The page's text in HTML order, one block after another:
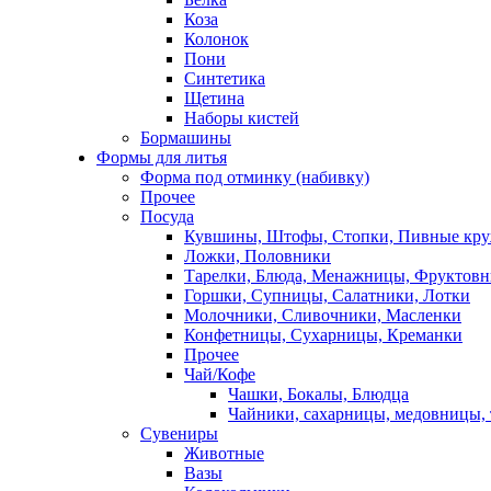
Коза
Колонок
Пони
Синтетика
Щетина
Наборы кистей
Бормашины
Формы для литья
Форма под отминку (набивку)
Прочее
Посуда
Кувшины, Штофы, Стопки, Пивные
Ложки, Половники
Тарелки, Блюда, Менажницы,
Горшки, Супницы, Салатники, Лотки
Молочники, Сливочники, Масленки
Конфетницы, Сухарницы, Креманки
Прочее
Чай/Кофе
Чашки, Бокалы, Блюдца
Чайники, сахарницы, медовницы,
Сувениры
Животные
Вазы